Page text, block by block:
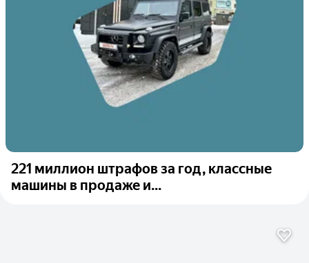
221 миллион штрафов за год, классные
машины в продаже и...